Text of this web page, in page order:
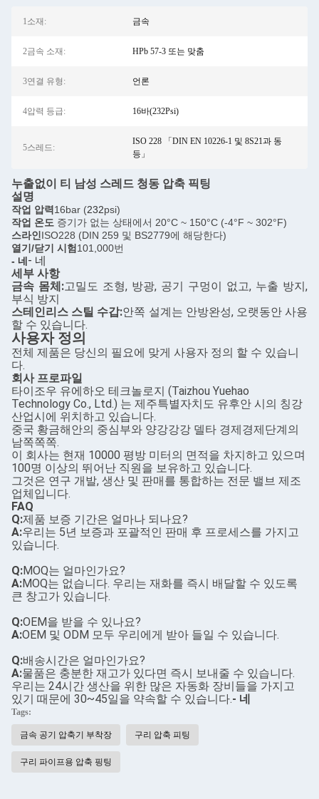
1소재: 금속
2금속 소재: HPb 57-3 또는 맞춤
3연결 유형: 언론
4압력 등급: 16바(232Psi)
5스레드:
ISO 228 「DIN EN 10226-1 및 8S21과 동
등」
누출없이 티 남성 스레드 청동 압축 픽팅
설명
작업 압력 16bar (232psi)
작업 온도 증기가 없는 상태에서 20°C ~ 150°C (-4°F ~ 302°F)
스라인 ISO228 (DIN 259 및 BS2779에 해당한다)
열기/닫기 시험101,000번
- 네 - 네
세부 사항
금속 몸체:고밀도 조형, 방광, 공기 구멍이 없고, 누출 방지,
부식 방지
스테인리스 스틸 수갑:안쪽 설계는 안방완성, 오랫동안 사용
할 수 있습니다.
사용자 정의
전체 제품은 당신의 필요에 맞게 사용자 정의 할 수 있습니
다.
회사 프로파일
타이조우 유에하오 테크놀로지 (Taizhou Yuehao
Technology Co., Ltd.) 는 제주특별자치도 유후안 시의 칭강
산업시에 위치하고 있습니다.
중국 황금해안의 중심부와 양강강강 델타 경제경제단계의
남쪽쪽쪽.
이 회사는 현재 10000 평방 미터의 면적을 차지하고 있으며
100명 이상의 뛰어난 직원을 보유하고 있습니다.
그것은 연구 개발, 생산 및 판매를 통합하는 전문 밸브 제조
업체입니다.
FAQ
Q:제품 보증 기간은 얼마나 되나요?
A:우리는 5년 보증과 포괄적인 판매 후 프로세스를 가지고
있습니다.
Q:MOQ는 얼마인가요?
A:MOQ는 없습니다. 우리는 재화를 즉시 배달할 수 있도록
큰 창고가 있습니다.
Q:OEM을 받을 수 있나요?
A:OEM 및 ODM 모두 우리에게 받아 들일 수 있습니다.
Q:배송시간은 얼마인가요?
A:물품은 충분한 재고가 있다면 즉시 보내줄 수 있습니다.
우리는 24시간 생산을 위한 많은 자동화 장비들을 가지고
있기 때문에 30~45일을 약속할 수 있습니다.- 네
Tags:
금속 공기 압축기 부착장 구리 압축 피팅
구리 파이프용 압축 핑팅